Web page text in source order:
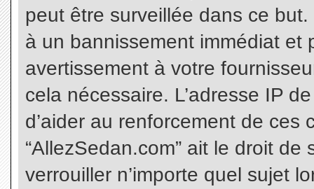
peut être surveillée dans ce
à un bannissement immédiat et
avertissement à votre
cela nécessaire. L’adresse IP
d’aider au renforcement de
“AllezSedan.com” ait le droit de
verrouiller n’importe quel sujet